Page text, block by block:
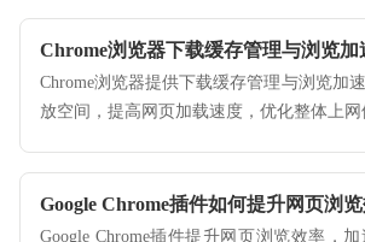
Chrome浏览器下载缓存管理与浏览加
Chrome浏览器提供下载缓存管理与浏览加
放空间，提高网页加载速度，优化整体上网
Google Chrome插件如何提升网页浏
Google Chrome插件提升网页浏览效率，